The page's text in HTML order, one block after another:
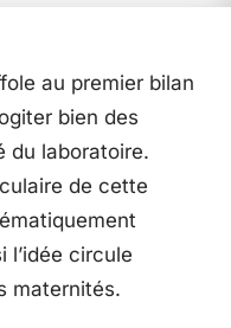
au premier bilan
bien des
du laboratoire.
de cette
l’idée circule
maternités.